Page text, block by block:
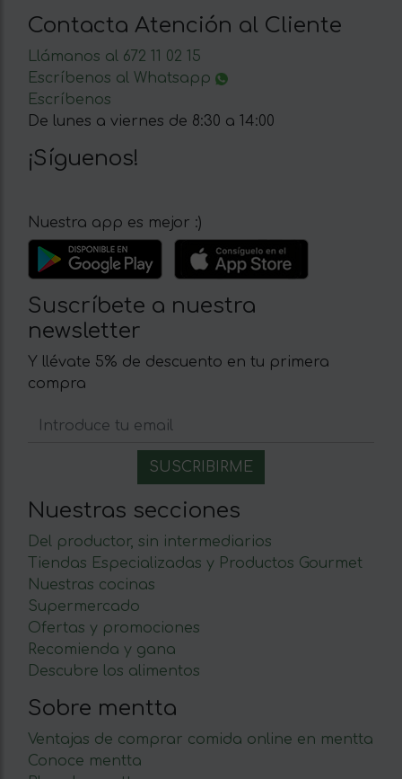
Contacta Atención al Cliente
Llámanos al 672 11 02 15
Escríbenos al Whatsapp
Escríbenos
De lunes a viernes de 8:30 a 14:00
¡Síguenos!
Nuestra app es mejor :)
Suscríbete a nuestra
newsletter
Y llévate 5% de descuento en tu primera
compra
Nuestras secciones
Del productor, sin intermediarios
Tiendas Especializadas y Productos Gourmet
Nuestras cocinas
Supermercado
Ofertas y promociones
Recomienda y gana
Descubre los alimentos
Sobre mentta
Ventajas de comprar comida online en mentta
Conoce mentta